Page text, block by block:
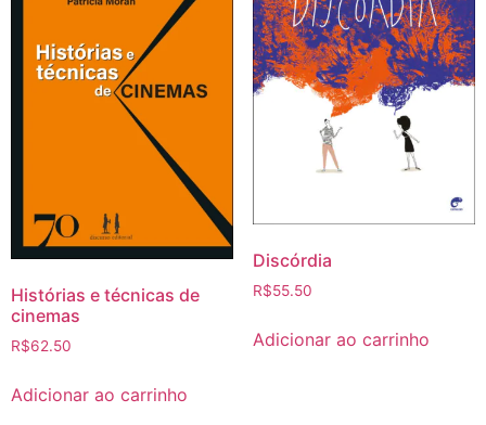
Histórias e técnicas de
cinemas
R$62.50
Adicionar ao carrinho
Discórdia
R$55.50
Adicionar ao carrinho